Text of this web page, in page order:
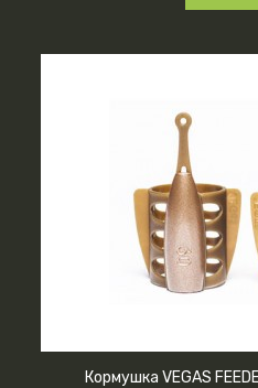
Кормушка VEGAS